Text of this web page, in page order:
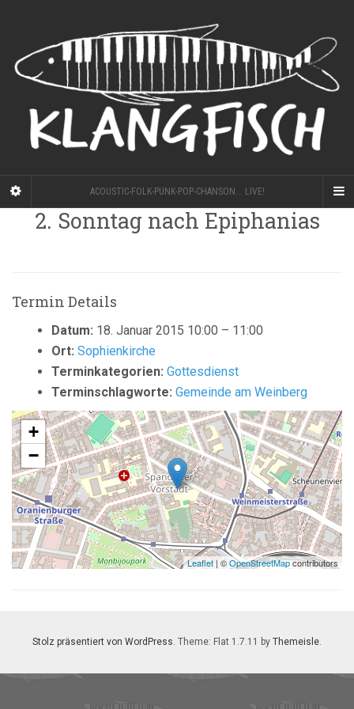
ACOUSTIC-FOLK-PUNK-POP-CHANSON... LIVE!
2. Sonntag nach Epiphanias
Termin Details
Datum: 18. Januar 2015 10:00 – 11:00
Ort: Sophienkirche
Terminkategorien: Gottesdienst
Terminschlagworte: Gemeinde am Weinberg
+
−
Leaflet| ©OpenStreetMapcontributors
Stolz präsentiert von WordPress. Theme: Flat 1.7.11 by Themeisle.